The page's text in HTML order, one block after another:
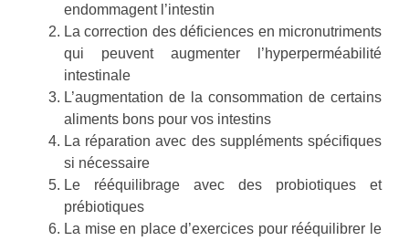
endommagent l’intestin
La correction des déficiences en micronutriments
qui peuvent augmenter l’hyperperméabilité
intestinale
L’augmentation de la consommation de certains
aliments bons pour vos intestins
La réparation avec des suppléments spécifiques
si nécessaire
Le rééquilibrage avec des probiotiques et
prébiotiques
La mise en place d’exercices pour rééquilibrer le